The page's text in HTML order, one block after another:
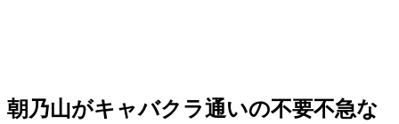
朝乃山がキャバクラ通いの不要不急な